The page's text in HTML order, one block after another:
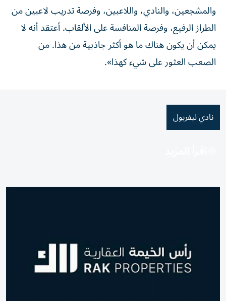
والمشجعين، والنادي، واللاعبين، وفرصة تدريب ⁠لاعبين من
الطراز الرفيع، وفرصة المنافسة ​على ‌الألقاب. أعتقد أنه ‌لا
يمكن أن يكون هناك ما هو ‌أكثر ‌جاذبية من ⁠هذا. من
‌الصعب العثور على شيء كهذا».
نادي ليفربول